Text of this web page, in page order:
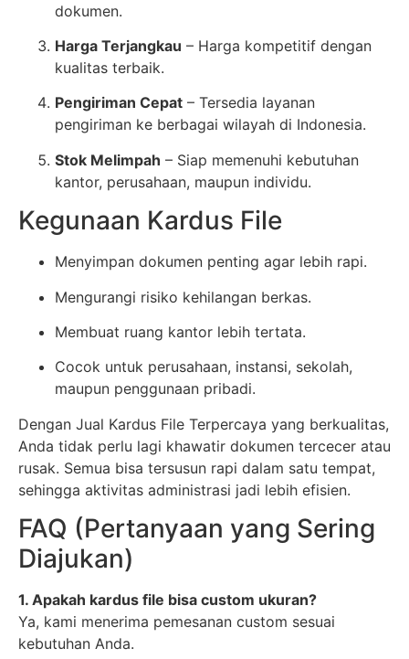
dokumen.
Harga Terjangkau – Harga kompetitif dengan
kualitas terbaik.
Pengiriman Cepat – Tersedia layanan
pengiriman ke berbagai wilayah di Indonesia.
Stok Melimpah – Siap memenuhi kebutuhan
kantor, perusahaan, maupun individu.
Kegunaan Kardus File
Menyimpan dokumen penting agar lebih rapi.
Mengurangi risiko kehilangan berkas.
Membuat ruang kantor lebih tertata.
Cocok untuk perusahaan, instansi, sekolah,
maupun penggunaan pribadi.
Dengan Jual Kardus File Terpercaya yang berkualitas,
Anda tidak perlu lagi khawatir dokumen tercecer atau
rusak. Semua bisa tersusun rapi dalam satu tempat,
sehingga aktivitas administrasi jadi lebih efisien.
FAQ (Pertanyaan yang Sering
Diajukan)
1. Apakah kardus file bisa custom ukuran?
Ya, kami menerima pemesanan custom sesuai
kebutuhan Anda.